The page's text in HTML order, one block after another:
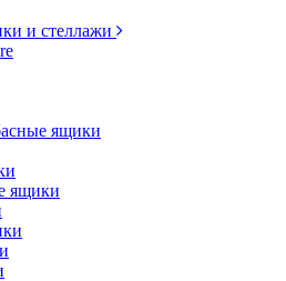
и стеллажи
ящики
ящики